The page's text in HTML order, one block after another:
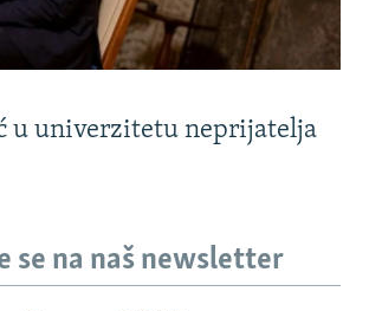
u univerzitetu neprijatelja
se na naš newsletter